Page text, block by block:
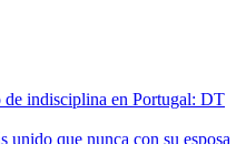
de indisciplina en Portugal: DT
que nunca con su esposa